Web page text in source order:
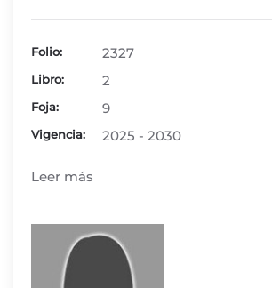
Folio: 2327
Libro: 2
Foja: 9
Vigencia: 2025 - 2030
Leer más